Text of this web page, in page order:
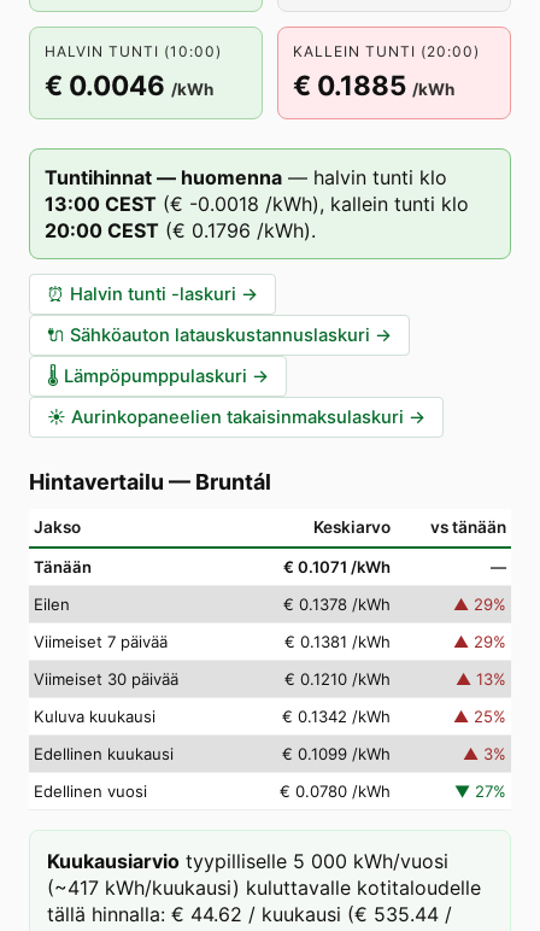
HALVIN TUNTI (10:00)
€ 0.0046 /kWh
KALLEIN TUNTI (20:00)
€ 0.1885 /kWh
Tuntihinnat — huomenna — halvin tunti klo
13:00 CEST (€ -0.0018 /kWh), kallein tunti klo
20:00 CEST (€ 0.1796 /kWh).
⏰ Halvin tunti -laskuri →
🔌 Sähköauton latauskustannuslaskuri →
🌡️ Lämpöpumppulaskuri →
☀️ Aurinkopaneelien takaisinmaksulaskuri →
Hintavertailu — Bruntál
Jakso Keskiarvo vs tänään
Tänään € 0.1071 /kWh
—
Eilen
€ 0.1378 /kWh ▲ 29%
Viimeiset 7 päivää
€ 0.1381 /kWh ▲ 29%
Viimeiset 30 päivää
€ 0.1210 /kWh ▲ 13%
Kuluva kuukausi
€ 0.1342 /kWh ▲ 25%
Edellinen kuukausi
€ 0.1099 /kWh ▲ 3%
Edellinen vuosi
€ 0.0780 /kWh ▼ 27%
Kuukausiarvio tyypilliselle 5 000 kWh/vuosi
(~417 kWh/kuukausi) kuluttavalle kotitaloudelle
tällä hinnalla: € 44.62 / kuukausi (€ 535.44 /